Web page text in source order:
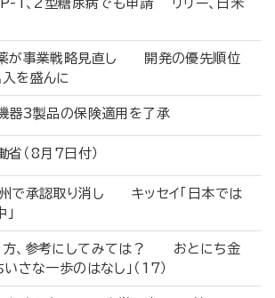
1、2型糖尿病でも申請 リリー、日米
薬が事業戦略見直し 開発の優先順位
を盛んに
機器3製品の保険適用を了承
働省（8月7日付）
州で承認取り消し キッセイ「日本では
方、参考にしてみては？ おとにち金
さな一歩のはなし」（17）